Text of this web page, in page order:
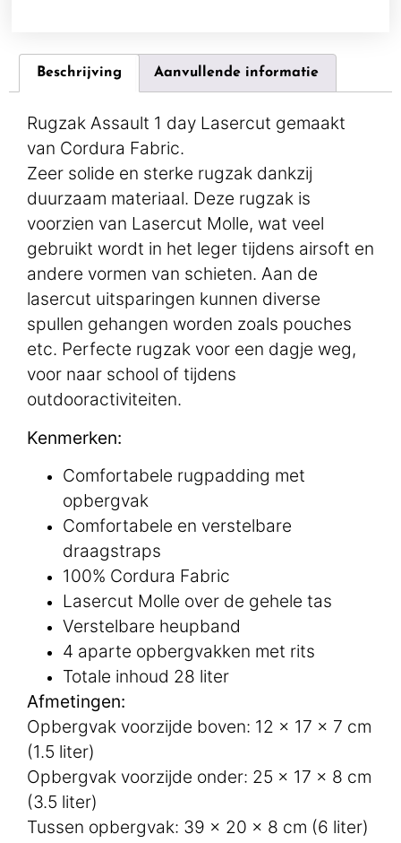
Beschrijving Aanvullende informatie
Rugzak Assault 1 day Lasercut gemaakt
van Cordura Fabric.
Zeer solide en sterke rugzak dankzij
duurzaam materiaal. Deze rugzak is
voorzien van Lasercut Molle, wat veel
gebruikt wordt in het leger tijdens airsoft en
andere vormen van schieten. Aan de
lasercut uitsparingen kunnen diverse
spullen gehangen worden zoals pouches
etc. Perfecte rugzak voor een dagje weg,
voor naar school of tijdens
outdooractiviteiten.
Kenmerken:
Comfortabele rugpadding met
opbergvak
Comfortabele en verstelbare
draagstraps
100% Cordura Fabric
Lasercut Molle over de gehele tas
Verstelbare heupband
4 aparte opbergvakken met rits
Totale inhoud 28 liter
Afmetingen:
Opbergvak voorzijde boven: 12 x 17 x 7 cm
(1.5 liter)
Opbergvak voorzijde onder: 25 x 17 x 8 cm
(3.5 liter)
Tussen opbergvak: 39 x 20 x 8 cm (6 liter)